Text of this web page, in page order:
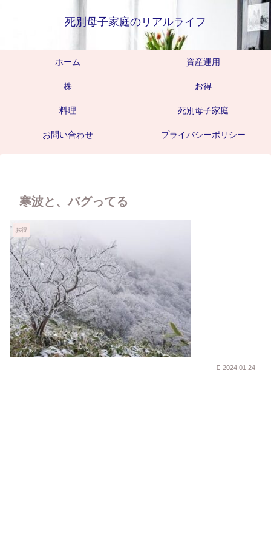
死別母子家庭のリアルライフ
ホーム 資産運用
株 お得
料理 死別母子家庭
お問い合わせ プライバシーポリシー
寒波と、バグってる
お得
2024.01.24